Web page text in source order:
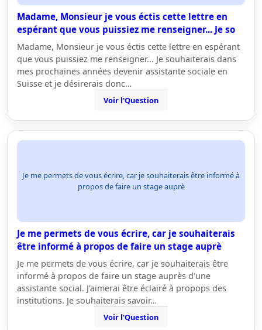
Madame, Monsieur je vous éctis cette lettre en
espérant que vous puissiez me renseigner... Je so
Madame, Monsieur je vous éctis cette lettre en espérant
que vous puissiez me renseigner... Je souhaiterais dans
mes prochaines années devenir assistante sociale en
Suisse et je désirerais donc…
Voir l'Question
Je me permets de vous écrire, car je souhaiterais être informé à
propos de faire un stage auprè
Je me permets de vous écrire, car je souhaiterais
être informé à propos de faire un stage auprè
Je me permets de vous écrire, car je souhaiterais être
informé à propos de faire un stage auprès d'une
assistante social. J’aimerai être éclairé à propops des
institutions. Je souhaiterais savoir…
Voir l'Question